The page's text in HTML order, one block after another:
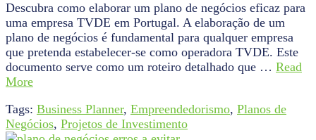
Descubra como elaborar um plano de negócios eficaz para
uma empresa TVDE em Portugal. A elaboração de um
plano de negócios é fundamental para qualquer empresa
que pretenda estabelecer-se como operadora TVDE. Este
documento serve como um roteiro detalhado que … Read
More
Tags: Business Planner, Empreendedorismo, Planos de
Negócios, Projetos de Investimento